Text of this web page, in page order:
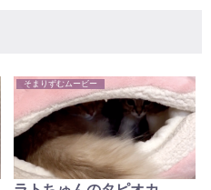
そまりずむムービー